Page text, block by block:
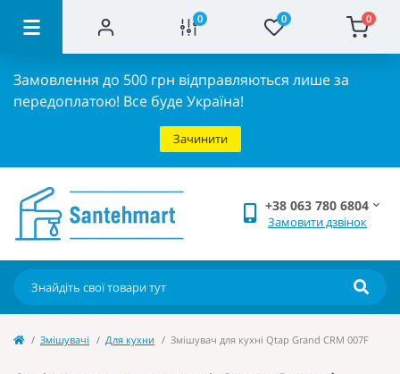
0 0 0
Замовлення до 500 грн відправляються лише за
передоплатою! Все буде Україна!
Зачинити
+38 063 780 6804
Замовити дзвінок
Змішувачі Для кухни Змішувач для кухні Qtap Grand CRM 007F